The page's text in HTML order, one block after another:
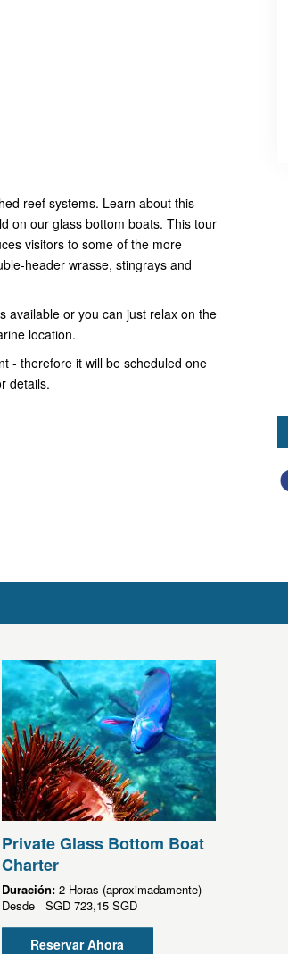
reef systems. Learn about this
on our glass bottom boats. This tour
visitors to some of the more
header wrasse, stingrays and
available or you can just relax on the
location.
- therefore it will be scheduled one
details.
Private Glass Bottom Boat
Charter
Duración: 2 Horas (aproximadamente)
Desde SGD 723,15 SGD
Reservar Ahora